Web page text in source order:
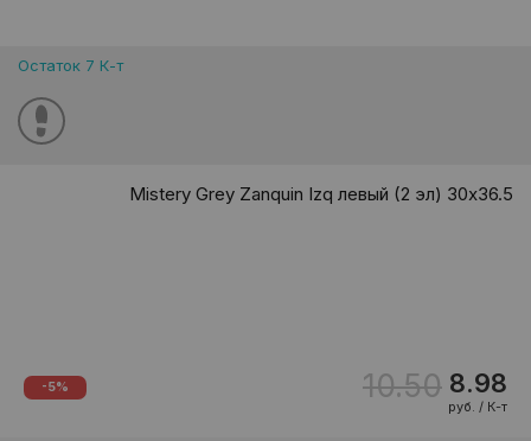
Остаток 7 К-т
Mistery Grey Zanquin Izq левый (2 эл) 30x36.5
-5% 10.50 8.98
руб. / К-т